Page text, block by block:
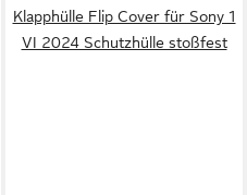
Klapphülle Flip Cover für Sony 1
VI 2024 Schutzhülle stoßfest